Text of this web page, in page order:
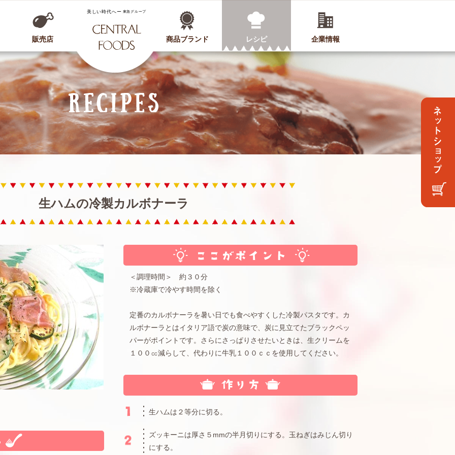
CENTRAL FOODS
販売店 商品ブランド レシピ 企業情報
生ハムの冷製カルボナーラ
＜調理時間＞ 約３０分
※冷蔵庫で冷やす時間を除く
定番のカルボナーラを暑い日でも食べやすくした冷製パスタです。カ
ルボナーラとはイタリア語で炭の意味で、炭に見立てたブラックペッ
パーがポイントです。さらにさっぱりさせたいときは、生クリームを
１００㏄減らして、代わりに牛乳１００ｃｃを使用してください。
生ハムは２等分に切る。
ズッキーニは厚さ５mmの半月切りにする。玉ねぎはみじん切り
にする。